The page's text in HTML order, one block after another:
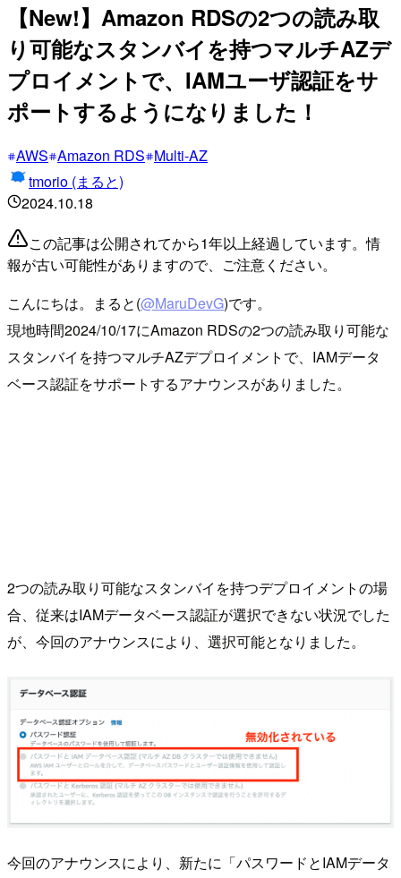
【New!】Amazon RDSの2つの読み取
り可能なスタンバイを持つマルチAZデ
プロイメントで、IAMユーザ認証をサ
ポートするようになりました！
AWS Amazon RDS Multi-AZ
tmorio (まると)
2024.10.18
この記事は公開されてから1年以上経過しています。情
報が古い可能性がありますので、ご注意ください。
こんにちは。まると(@MaruDevG)です。
現地時間2024/10/17にAmazon RDSの2つの読み取り可能な
スタンバイを持つマルチAZデプロイメントで、IAMデータ
ベース認証をサポートするアナウンスがありました。
2つの読み取り可能なスタンバイを持つデプロイメントの場
合、従来はIAMデータベース認証が選択できない状況でした
が、今回のアナウンスにより、選択可能となりました。
今回のアナウンスにより、新たに「パスワードとIAMデータ